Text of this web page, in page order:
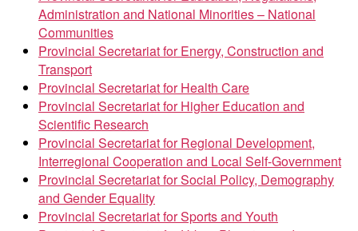
Administration and National Minorities – National
Communities
Provincial Secretariat for Energy, Construction and
Transport
Provincial Secretariat for Health Care
Provincial Secretariat for Higher Education and
Scientific Research
Provincial Secretariat for Regional Development,
Interregional Cooperation and Local Self-Government
Provincial Secretariat for Social Policy, Demography
and Gender Equality
Provincial Secretariat for Sports and Youth